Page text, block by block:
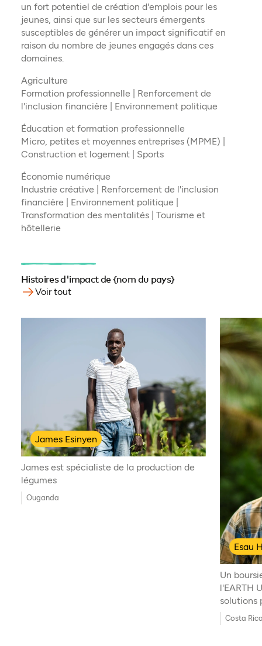
un fort potentiel de création d'emplois pour les
jeunes, ainsi que sur les secteurs émergents
susceptibles de générer un impact significatif en
raison du nombre de jeunes engagés dans ces
domaines.
Agriculture
Formation professionnelle | Renforcement de
l'inclusion financière | Environnement politique
Éducation et formation professionnelle
Micro, petites et moyennes entreprises (MPME) |
Construction et logement | Sports
Économie numérique
Industrie créative | Renforcement de l'inclusion
financière | Environnement politique |
Transformation des mentalités | Tourisme et
hôtellerie
Histoires d'impact de {nom du pays}
Voir tout
James Esinyen
James est spécialiste de la production de
légumes
Ouganda
Esau
Un
l'EARTH
solutions
Costa